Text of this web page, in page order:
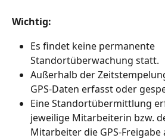
Wichtig:
Es findet keine permanente
Standortüberwachung statt.
Außerhalb der
GPS-Daten erfasst oder
Eine Standortübermittlung
jeweilige Mitarbeiterin bzw.
Mitarbeiter die GPS-Freigabe